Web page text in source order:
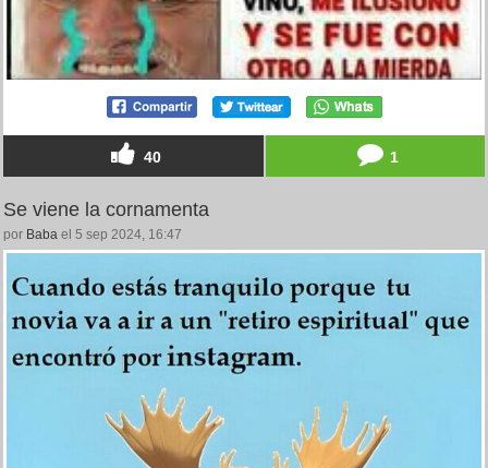
40 1
Se viene la cornamenta
por Baba el 5 sep 2024, 16:47